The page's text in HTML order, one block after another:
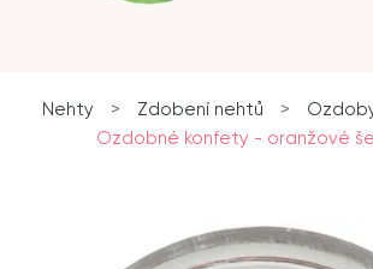
Nehty > Zdobení nehtů >
Ozdobné konfety - oranžové